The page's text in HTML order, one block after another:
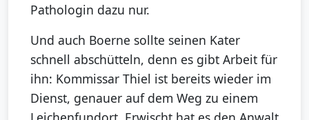
Pathologin dazu nur.
Und auch Boerne sollte seinen Kater
schnell abschütteln, denn es gibt Arbeit für
ihn: Kommissar Thiel ist bereits wieder im
Dienst, genauer auf dem Weg zu einem